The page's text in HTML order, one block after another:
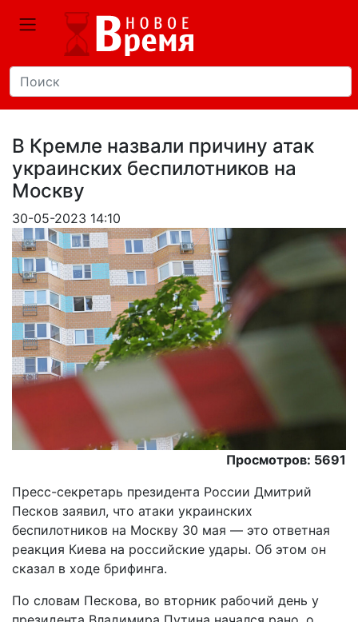
В Кремле назвали причину атак
украинских беспилотников на
Москву
30-05-2023 14:10
Просмотров: 5691
Пресс-секретарь президента России Дмитрий
Песков заявил, что атаки украинских
беспилотников на Москву 30 мая — это ответная
реакция Киева на российские удары. Об этом он
сказал в ходе брифинга.
По словам Пескова, во вторник рабочий день у